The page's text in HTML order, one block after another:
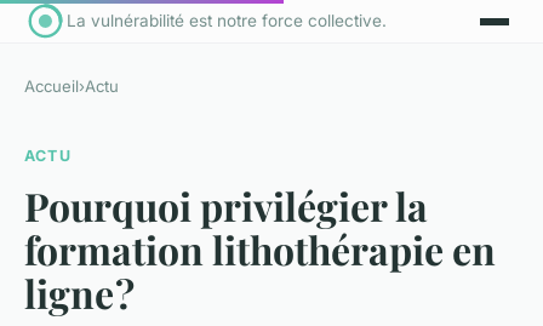
La vulnérabilité est notre force collective.
Accueil›Actu
ACTU
Pourquoi privilégier la
formation lithothérapie en
ligne ?